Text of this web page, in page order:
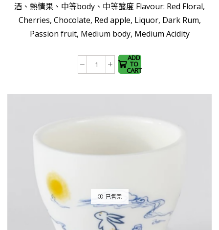
酒、熱情果、中等body、中等酸度 Flavour: Red Floral,
Cherries, Chocolate, Red apple, Liquor, Dark Rum,
Passion fruit, Medium body, Medium Acidity
哥
比
者
計
劃
288
ADD
TO
CART
product
has
multiple
The
options
chosen
已售完